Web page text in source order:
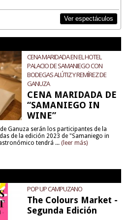
Ver espectáculos
CENA MARIDADA EN EL HOTEL
PALACIO DE SAMANIEGO CON
BODEGAS ALÚTIZ Y REMÍREZ DE
GANUZA
CENA MARIDADA DE
“SAMANIEGO IN
WINE”
Ganuza serán los participantes de la
de la edición 2023 de "Samaniego in
tendrá ... (leer más)
POP UP CAMPUZANO
The Colours Market -
Segunda Edición